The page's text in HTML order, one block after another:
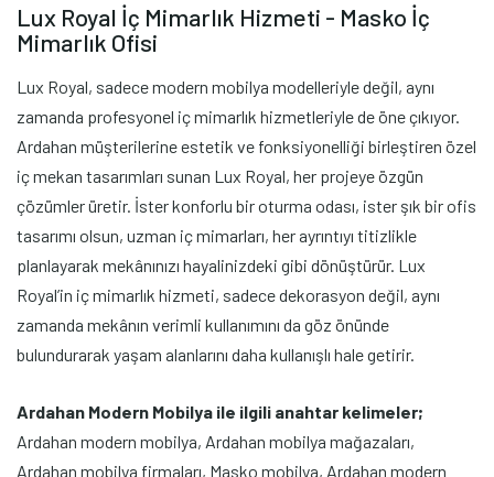
Lux Royal İç Mimarlık Hizmeti - Masko İç
Mimarlık Ofisi
Lux Royal, sadece modern mobilya modelleriyle değil, aynı
zamanda profesyonel iç mimarlık hizmetleriyle de öne çıkıyor.
Ardahan müşterilerine estetik ve fonksiyonelliği birleştiren özel
iç mekan tasarımları sunan Lux Royal, her projeye özgün
çözümler üretir. İster konforlu bir oturma odası, ister şık bir ofis
tasarımı olsun, uzman iç mimarları, her ayrıntıyı titizlikle
planlayarak mekânınızı hayalinizdeki gibi dönüştürür. Lux
Royal’in iç mimarlık hizmeti, sadece dekorasyon değil, aynı
zamanda mekânın verimli kullanımını da göz önünde
bulundurarak yaşam alanlarını daha kullanışlı hale getirir.
Ardahan Modern Mobilya ile ilgili anahtar kelimeler;
Ardahan modern mobilya, Ardahan mobilya mağazaları,
Ardahan mobilya firmaları, Masko mobilya, Ardahan modern